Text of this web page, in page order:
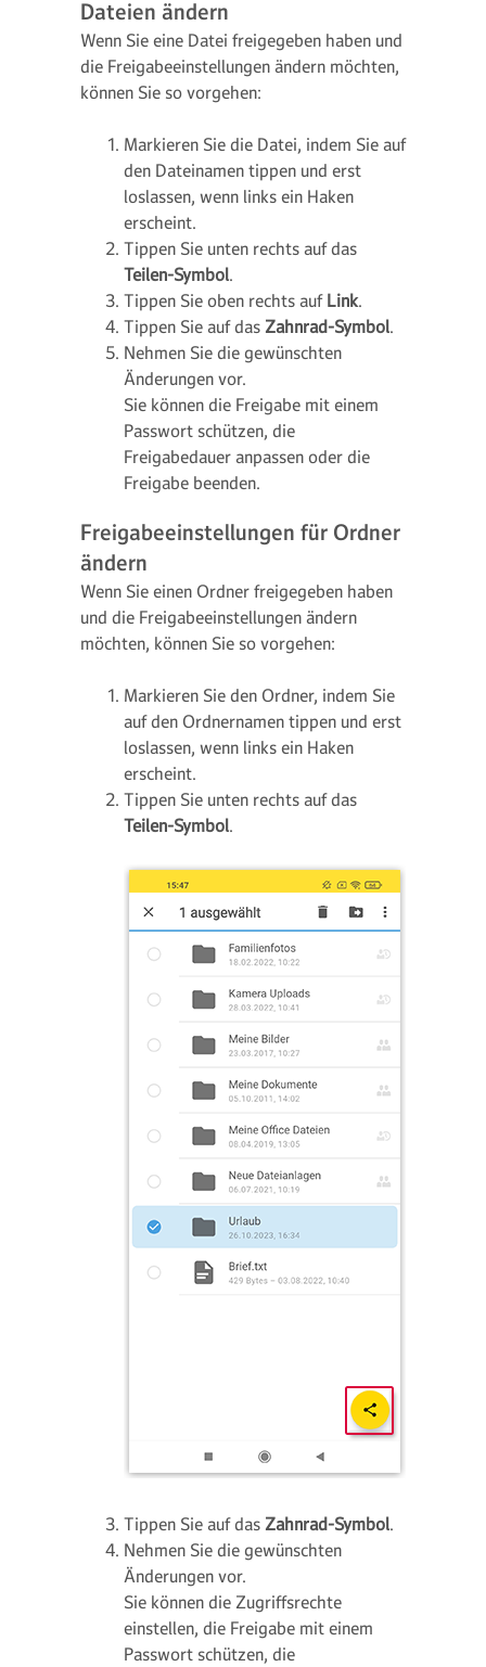
Dateien ändern
Wenn Sie eine Datei freigegeben haben und
die Freigabeeinstellungen ändern möchten,
können Sie so vorgehen:
Markieren Sie die Datei, indem Sie auf
den Dateinamen tippen und erst
loslassen, wenn links ein Haken
erscheint.
Tippen Sie unten rechts auf das
Teilen-Symbol.
Tippen Sie oben rechts auf Link.
Tippen Sie auf das Zahnrad-Symbol.
Nehmen Sie die gewünschten
Änderungen vor.
Sie können die Freigabe mit einem
Passwort schützen, die
Freigabedauer anpassen oder die
Freigabe beenden.
Freigabeeinstellungen für Ordner
ändern
Wenn Sie einen Ordner freigegeben haben
und die Freigabeeinstellungen ändern
möchten, können Sie so vorgehen:
Markieren Sie den Ordner, indem Sie
auf den Ordnernamen tippen und erst
loslassen, wenn links ein Haken
erscheint.
Tippen Sie unten rechts auf das
Teilen-Symbol.
Tippen Sie auf das Zahnrad-Symbol.
Nehmen Sie die gewünschten
Änderungen vor.
Sie können die Zugriffsrechte
einstellen, die Freigabe mit einem
Passwort schützen, die